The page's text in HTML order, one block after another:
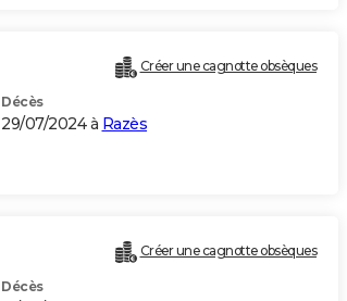
Créer une cagnotte obsèques
Décès
29/07/2024 à Razès
Créer une cagnotte obsèques
Décès